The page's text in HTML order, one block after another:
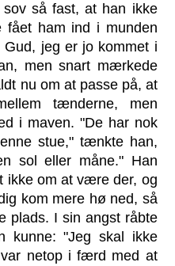
så fast, at han ikke
fået ham ind i munden
jeg er jo kommet i
men snart mærkede
nu om at passe på, at
tænderne, men
i maven. "De har nok
stue," tænkte han,
sol eller måne." Han
ikke om at være der, og
kom mere hø ned, så
plads. I sin angst råbte
kunne: "Jeg skal ikke
netop i færd med at